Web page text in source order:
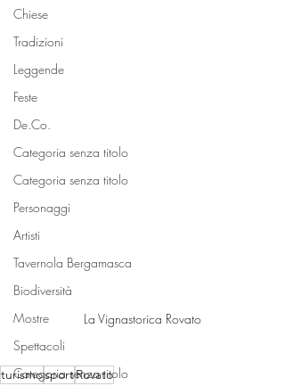
Chiese
Tradizioni
Leggende
Feste
De.Co.
Categoria senza titolo
Categoria senza titolo
Personaggi
Artisti
Tavernola Bergamasca
Biodiversità
Mostre
Spettacoli
Categoria senza titolo
La Vignastorica Rovato
turismosportRovato